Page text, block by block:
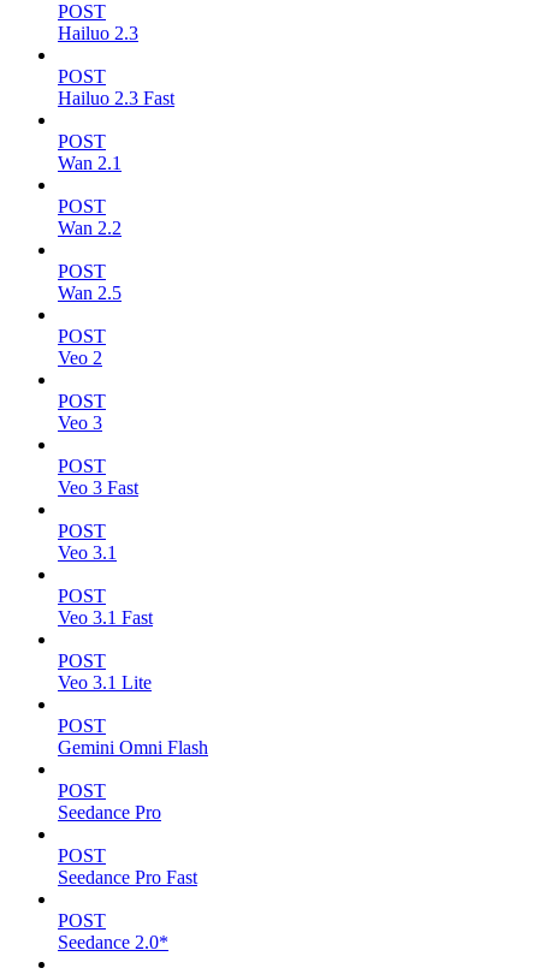
POST
Hailuo 2.3
POST
Hailuo 2.3 Fast
POST
Wan 2.1
POST
Wan 2.2
POST
Wan 2.5
POST
Veo 2
POST
Veo 3
POST
Veo 3 Fast
POST
Veo 3.1
POST
Veo 3.1 Fast
POST
Veo 3.1 Lite
POST
Gemini Omni Flash
POST
Seedance Pro
POST
Seedance Pro Fast
POST
Seedance 2.0*